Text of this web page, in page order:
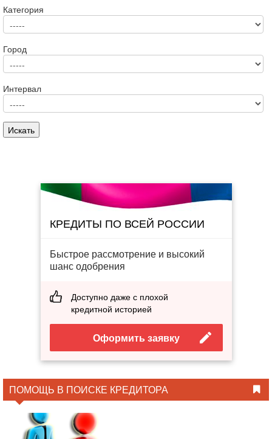
Категория
Город
Интервал
КРЕДИТЫ ПО ВСЕЙ РОССИИ
Быстрое рассмотрение и высокий
шанс одобрения
Доступно даже с плохой
кредитной историей
Оформить заявку
ПОМОЩЬ В ПОИСКЕ КРЕДИТОРА